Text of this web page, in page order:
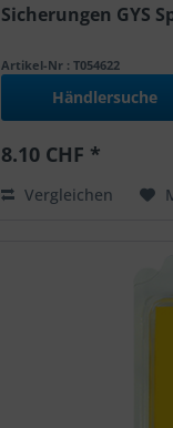
Sicherungen GYS
Artikel-Nr : T054622
Händlersuche
8.10 CHF *
Vergleichen